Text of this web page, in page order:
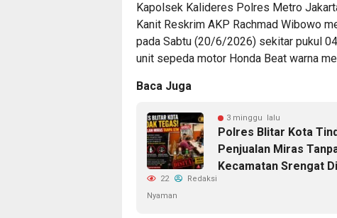
Kapolsek Kalideres Polres Metro
Kanit Reskrim AKP Rachmad Wibowo
pada Sabtu (20/6/2026) sekitar pukul
unit sepeda motor Honda Beat warna
Baca Juga
3 minggu lalu
Polres Blitar Kota
Penjualan Miras
Kecamatan Srengat
22
Redaksi
Nyaman